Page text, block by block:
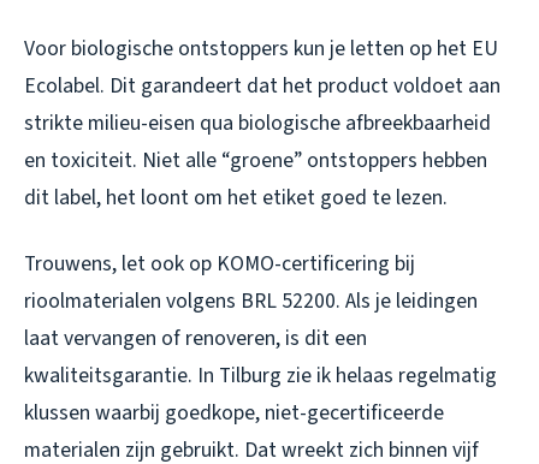
Voor biologische ontstoppers kun je letten op het EU
Ecolabel. Dit garandeert dat het product voldoet aan
strikte milieu-eisen qua biologische afbreekbaarheid
en toxiciteit. Niet alle “groene” ontstoppers hebben
dit label, het loont om het etiket goed te lezen.
Trouwens, let ook op KOMO-certificering bij
rioolmaterialen volgens BRL 52200. Als je leidingen
laat vervangen of renoveren, is dit een
kwaliteitsgarantie. In Tilburg zie ik helaas regelmatig
klussen waarbij goedkope, niet-gecertificeerde
materialen zijn gebruikt. Dat wreekt zich binnen vijf